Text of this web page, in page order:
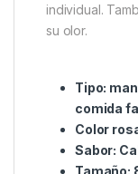
individual.
su olor.
Tipo:
comida
Color
Sabor:
Tamaño: